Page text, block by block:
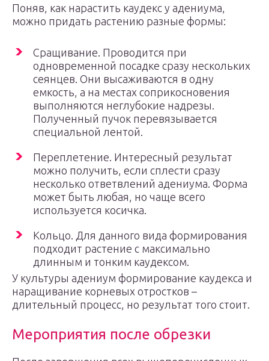
Поняв, как нарастить каудекс у адениума,
можно придать растению разные формы:
Сращивание. Проводится при
одновременной посадке сразу нескольких
сеянцев. Они высаживаются в одну
емкость, а на местах соприкосновения
выполняются неглубокие надрезы.
Полученный пучок перевязывается
специальной лентой.
Переплетение. Интересный результат
можно получить, если сплести сразу
несколько ответвлений адениума. Форма
может быть любая, но чаще всего
используется косичка.
Кольцо. Для данного вида формирования
подходит растение с максимально
длинным и тонким каудексом.
У культуры адениум формирование каудекса и
наращивание корневых отростков –
длительный процесс, но результат того стоит.
Мероприятия после обрезки